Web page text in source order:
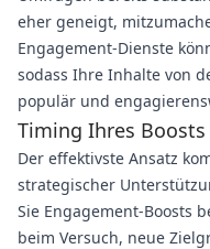
eher geneigt,
Engagement-Dienste
sodass Ihre Inhalte von
populär und
Timing Ihres
Der effektivste Ansatz
strategischer
Sie Engagement-Boosts
beim Versuch, neue